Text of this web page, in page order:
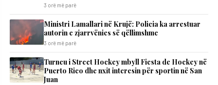
3 orë më parë
Ministri Lamallari në Krujë: Policia ka arrestuar
autorin e zjarrvënies së qëllimshme
3 orë më parë
Turneu i Street Hockey mbyll Fiesta de Hockey në
Puerto Rico dhe nxit interesin për sportin në San
Juan